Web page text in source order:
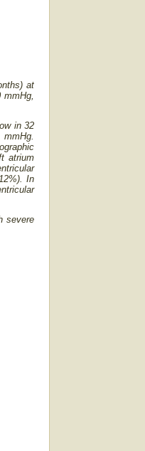
at
mmHg,
in 32
atrium
In
severe